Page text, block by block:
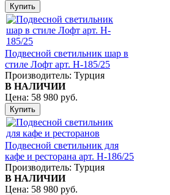
Подвесной светильник шар в
стиле Лофт арт. H-185/25
Производитель: Турция
В НАЛИЧИИ
Цена: 58 980 руб.
Подвесной светильник для
кафе и ресторана арт. H-186/25
Производитель: Турция
В НАЛИЧИИ
Цена: 58 980 руб.